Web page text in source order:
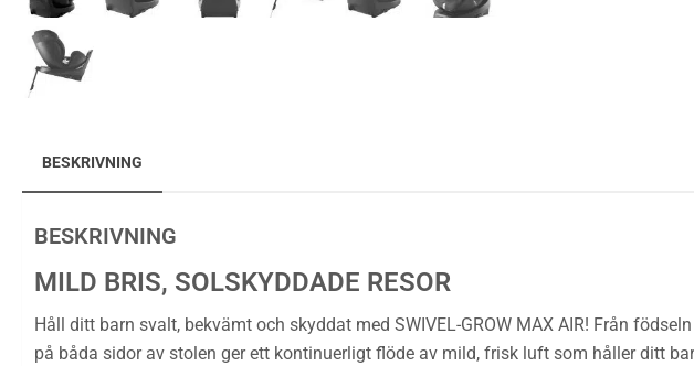
BESKRIVNING
BESKRIVNING
MILD BRIS, SOLSKYDDADE RESOR
Håll ditt barn svalt, bekvämt och skyddat med SWIVEL-GROW MAX AIR! Från
på båda sidor av stolen ger ett kontinuerligt flöde av mild, frisk luft som håller ditt